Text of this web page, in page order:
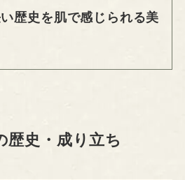
歴史を肌で感じられる美
歴史・成り立ち